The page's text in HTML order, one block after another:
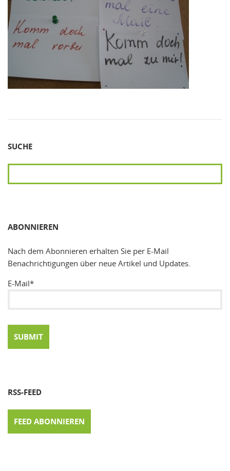
SUCHE
ABONNIEREN
Nach dem Abonnieren erhalten Sie per E-Mail
Benachrichtigungen über neue Artikel und Updates.
E-Mail*
RSS-FEED
FEED ABONNIEREN